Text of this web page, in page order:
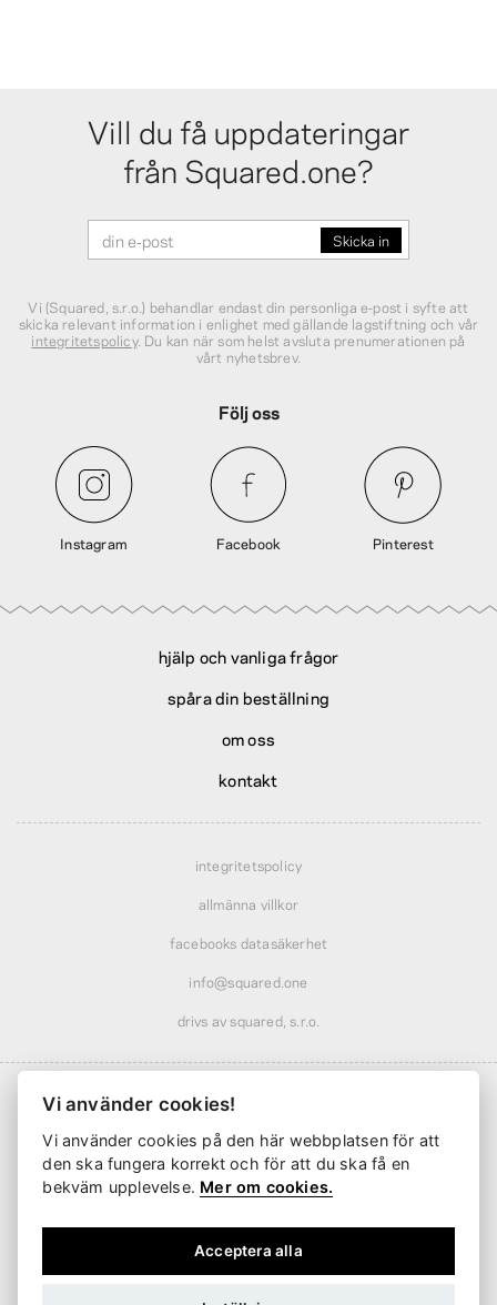
Vill du få uppdateringar
från Squared.one?
Vi (Squared, s.r.o.) behandlar endast din personliga e‑post i syfte att
skicka relevant information i enlighet med gällande lagstiftning och vår
integritetspolicy. Du kan när som helst avsluta prenumerationen på
vårt nyhetsbrev.
Följ oss
Instagram Facebook Pinterest
hjälp och vanliga frågor
spåra din beställning
om oss
kontakt
integritetspolicy
allmänna villkor
facebooks datasäkerhet
info@squared.one
drivs av squared, s.r.o.
Frakt från61 kr· rabatterad över 569 kr
Leverans från2 arbetsdagar
Vi använder cookies!
Vi använder cookies på den här webbplatsen för att
den ska fungera korrekt och för att du ska få en
bekväm upplevelse. Mer om cookies.
Acceptera alla